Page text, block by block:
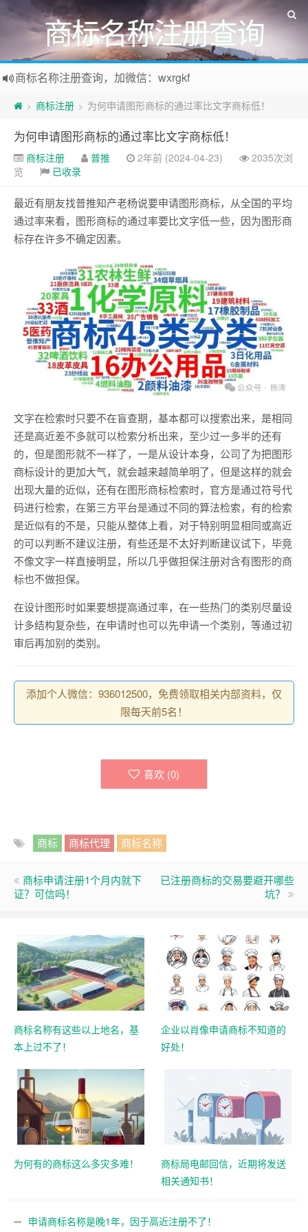
商标名称注册查询
商标名称注册查询，加微信：wxrgkf
商标注册和购买，加微信：wxrgkf
> 商标注册 > 为何申请图形商标的通过率比文字商标低！
为何申请图形商标的通过率比文字商标低！
商标注册 普推 2年前 (2024-04-23)
2035次浏
览
已收录
最近有朋友找普推知产老杨说要申请图形商标，从全国的平均
通过率来看，图形商标的通过率要比文字低一些，因为图形商
标存在许多不确定因素。
文字在检索时只要不在盲查期，基本都可以搜索出来，是相同
还是高近差不多就可以检索分析出来，至少过一多半的还有
的，但是图形就不一样了，一是从设计本身，公司了为把图形
商标设计的更加大气，就会越来越简单明了，但是这样的就会
出现大量的近似，还有在图形商标检索时，官方是通过符号代
码进行检索，在第三方平台是通过不同的算法检索，有的检索
是近似有的不是，只能从整体上看，对于特别明显相同或高近
的可以判断不建议注册，有些还是不太好判断建议试下，毕竟
不像文字一样直接明显，所以几乎做担保注册对含有图形的商
标也不做担保。
在设计图形时如果要想提高通过率，在一些热门的类别尽量设
计多结构复杂些，在申请时也可以先申请一个类别，等通过初
审后再加别的类别。
添加个人微信：936012500，免费领取相关内部资料，仅
限每天前5名！
喜欢 (0)
商标 商标代理 商标名称
商标申请注册1个月内就下
证？可信吗！
已注册商标的交易要避开哪些
坑？
商标名称有这些以上地名，基
本上过不了！
企业以肖像申请商标不知道的
好处！
为何有的商标这么多灾多难！
商标局电邮回信，近期将发送
相关通知书！
申请商标名称是晚1年，因于高近注册不了！